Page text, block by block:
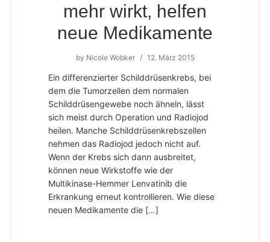
mehr wirkt, helfen
neue Medikamente
by Nicole Wobker / 12. März 2015
Ein differenzierter Schilddrüsenkrebs, bei
dem die Tumorzellen dem normalen
Schilddrüsengewebe noch ähneln, lässt
sich meist durch Operation und Radiojod
heilen. Manche Schilddrüsenkrebszellen
nehmen das Radiojod jedoch nicht auf.
Wenn der Krebs sich dann ausbreitet,
können neue Wirkstoffe wie der
Multikinase-Hemmer Lenvatinib die
Erkrankung erneut kontrollieren. Wie diese
neuen Medikamente die […]